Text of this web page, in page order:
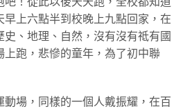
早上六點半到校晚上九點回家，在
、地理、自然，沒有沒有祗有國
上跑，悲慘的童年，為了初中聯
場，同樣的一個人戴振耀，在百